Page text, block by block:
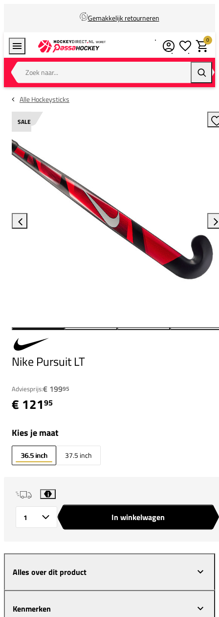
Gemakkelijk retourneren
Zoek naar...
0
Alle Hockeysticks
SALE
Nike Pursuit LT
Adviesprijs:€ 19995
€ 12195
Kies je maat
36.5 inch 37.5 inch
i
In winkelwagen
Alles over dit product
Kenmerken